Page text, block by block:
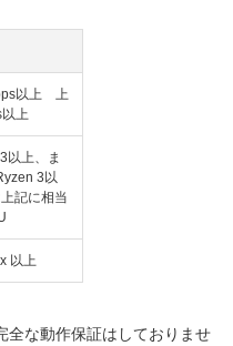
以上 上
上
以上、ま
3以
上記に相当
以上
な動作保証はしておりませ